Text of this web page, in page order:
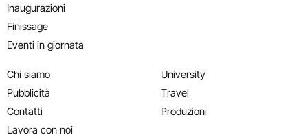
Inaugurazioni
Finissage
Eventi in giornata
Chi siamo
Pubblicità
Contatti
Lavora con noi
University
Travel
Produzioni